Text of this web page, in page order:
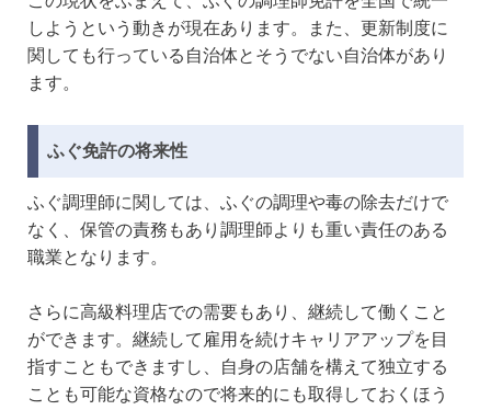
しようという動きが現在あります。また、更新制度に
関しても行っている自治体とそうでない自治体があり
ます。
ふぐ免許の将来性
ふぐ調理師に関しては、ふぐの調理や毒の除去だけで
なく、保管の責務もあり調理師よりも重い責任のある
職業となります。
さらに高級料理店での需要もあり、継続して働くこと
ができます。継続して雇用を続けキャリアアップを目
指すこともできますし、自身の店舗を構えて独立する
ことも可能な資格なので将来的にも取得しておくほう